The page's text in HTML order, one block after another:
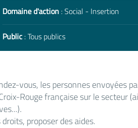
Domaine d'action: Social - Insertion
Public: Tous publics
vous, les personnes envoyées
Rouge française sur le secteur
proposer des aides.